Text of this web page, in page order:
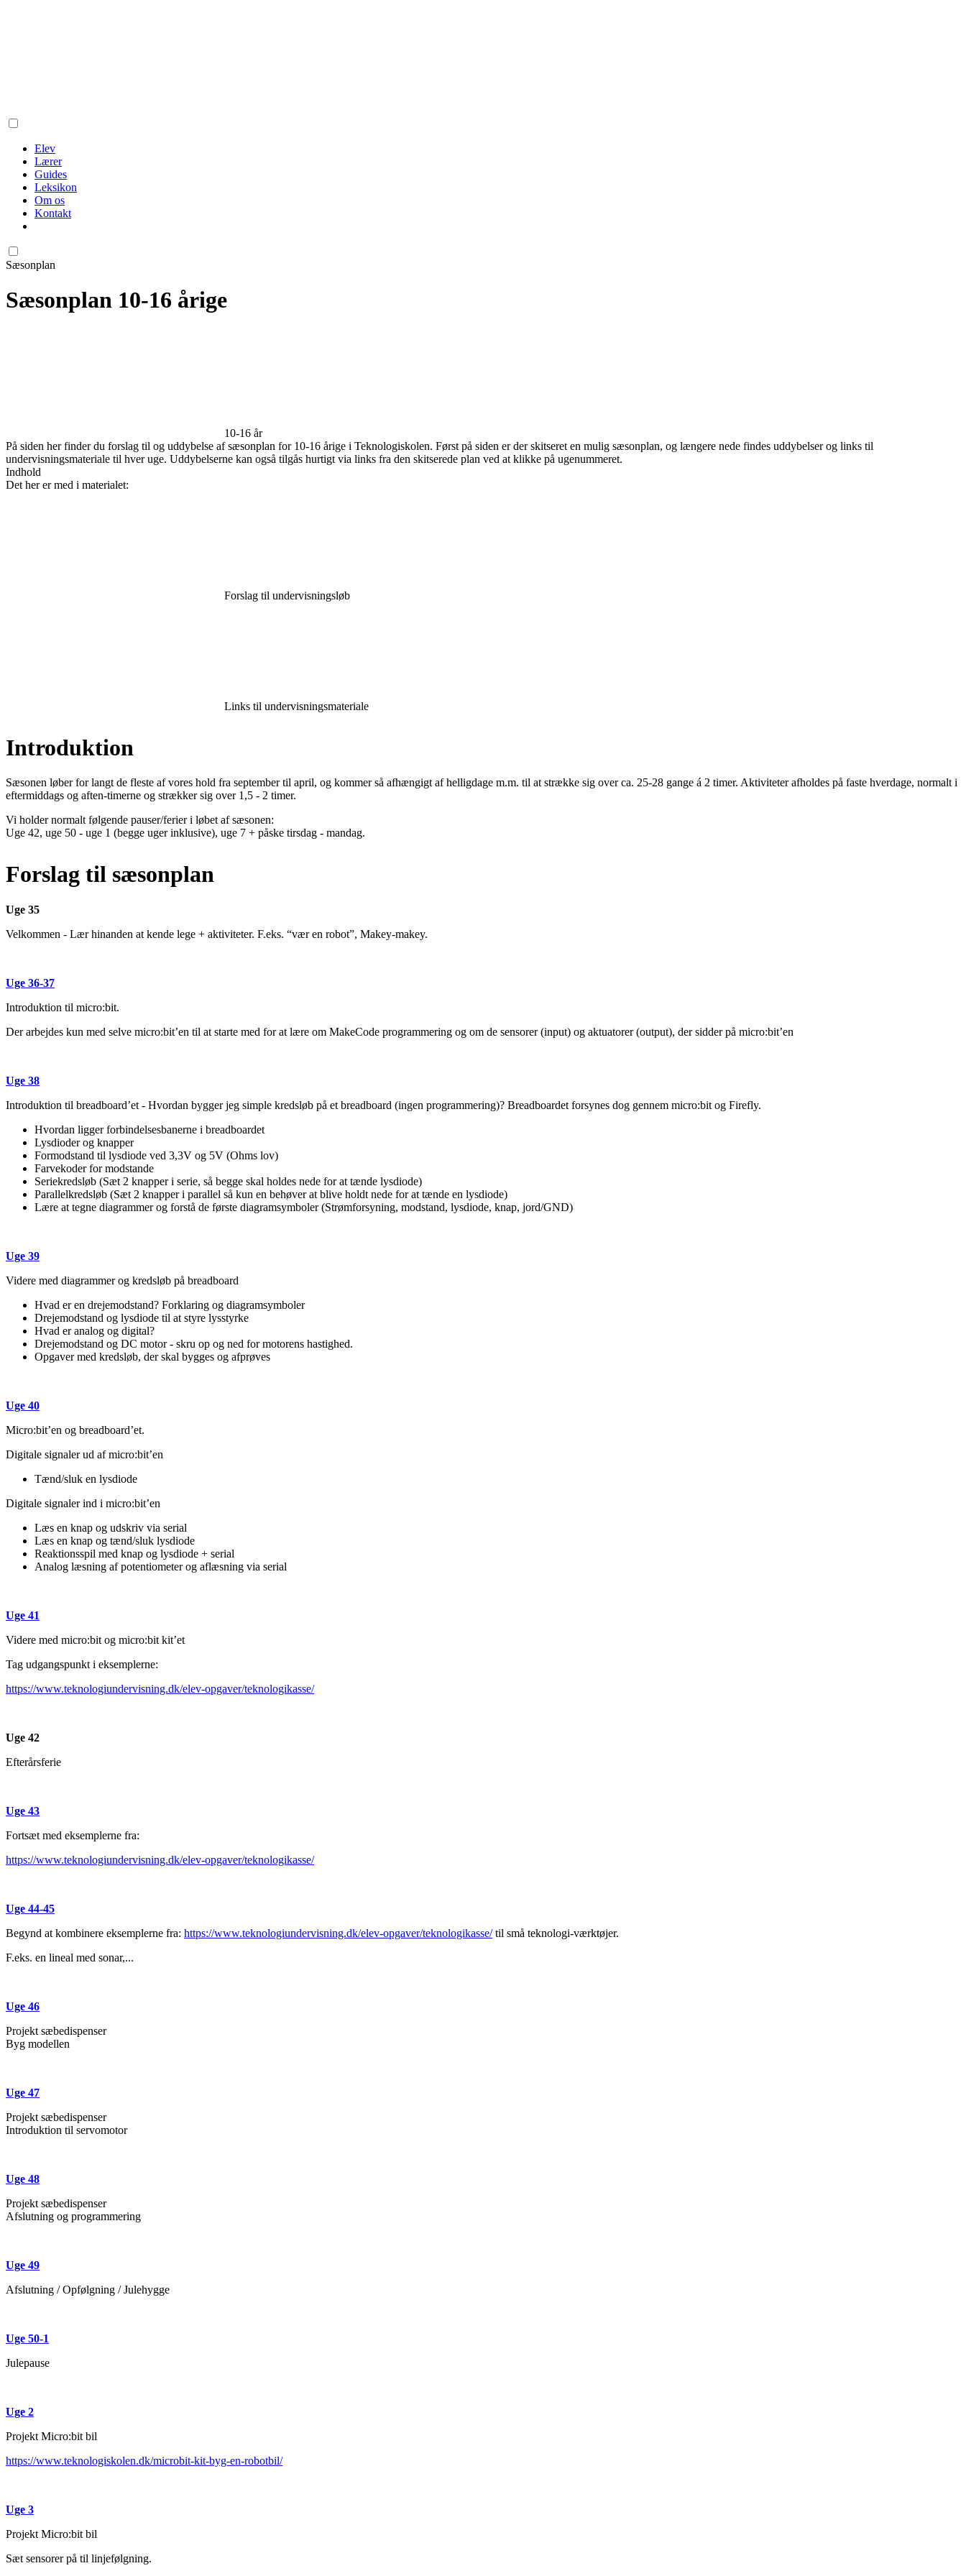
Elev
Lærer
Guides
Leksikon
Om os
Kontakt
Sæsonplan
Sæsonplan 10-16 årige
10-16 år
På siden her finder du forslag til og uddybelse af sæsonplan for 10-16 årige i Teknologiskolen. Først på siden er der skitseret en mulig sæsonplan, og længere nede findes uddybelser og links til
undervisningsmateriale til hver uge. Uddybelserne kan også tilgås hurtigt via links fra den skitserede plan ved at klikke på ugenummeret.
Indhold
Det her er med i materialet:
Forslag til undervisningsløb
Links til undervisningsmateriale
Introduktion
Sæsonen løber for langt de fleste af vores hold fra september til april, og kommer så afhængigt af helligdage m.m. til at strække sig over ca. 25-28 gange á 2 timer. Aktiviteter afholdes på faste hverdage, normalt i
eftermiddags og aften-timerne og strækker sig over 1,5 - 2 timer.
Vi holder normalt følgende pauser/ferier i løbet af sæsonen:
Uge 42, uge 50 - uge 1 (begge uger inklusive), uge 7 + påske tirsdag - mandag.
Forslag til sæsonplan
Uge 35
Velkommen - Lær hinanden at kende lege + aktiviteter. F.eks. “vær en robot”, Makey-makey.
Uge 36-37
Introduktion til micro:bit.
Der arbejdes kun med selve micro:bit’en til at starte med for at lære om MakeCode programmering og om de sensorer (input) og aktuatorer (output), der sidder på micro:bit’en
Uge 38
Introduktion til breadboard’et - Hvordan bygger jeg simple kredsløb på et breadboard (ingen programmering)? Breadboardet forsynes dog gennem micro:bit og Firefly.
Hvordan ligger forbindelsesbanerne i breadboardet
Lysdioder og knapper
Formodstand til lysdiode ved 3,3V og 5V (Ohms lov)
Farvekoder for modstande
Seriekredsløb (Sæt 2 knapper i serie, så begge skal holdes nede for at tænde lysdiode)
Parallelkredsløb (Sæt 2 knapper i parallel så kun en behøver at blive holdt nede for at tænde en lysdiode)
Lære at tegne diagrammer og forstå de første diagramsymboler (Strømforsyning, modstand, lysdiode, knap, jord/GND)
Uge 39
Videre med diagrammer og kredsløb på breadboard
Hvad er en drejemodstand? Forklaring og diagramsymboler
Drejemodstand og lysdiode til at styre lysstyrke
Hvad er analog og digital?
Drejemodstand og DC motor - skru op og ned for motorens hastighed.
Opgaver med kredsløb, der skal bygges og afprøves
Uge 40
Micro:bit’en og breadboard’et.
Digitale signaler ud af micro:bit’en
Tænd/sluk en lysdiode
Digitale signaler ind i micro:bit’en
Læs en knap og udskriv via serial
Læs en knap og tænd/sluk lysdiode
Reaktionsspil med knap og lysdiode + serial
Analog læsning af potentiometer og aflæsning via serial
Uge 41
Videre med micro:bit og micro:bit kit’et
Tag udgangspunkt i eksemplerne:
https://www.teknologiundervisning.dk/elev-opgaver/teknologikasse/
Uge 42
Efterårsferie
Uge 43
Fortsæt med eksemplerne fra:
https://www.teknologiundervisning.dk/elev-opgaver/teknologikasse/
Uge 44-45
Begynd at kombinere eksemplerne fra: https://www.teknologiundervisning.dk/elev-opgaver/teknologikasse/til små teknologi-værktøjer.
F.eks. en lineal med sonar,...
Uge 46
Projekt sæbedispenser
Byg modellen
Uge 47
Projekt sæbedispenser
Introduktion til servomotor
Uge 48
Projekt sæbedispenser
Afslutning og programmering
Uge 49
Afslutning / Opfølgning / Julehygge
Uge 50-1
Julepause
Uge 2
Projekt Micro:bit bil
https://www.teknologiskolen.dk/microbit-kit-byg-en-robotbil/
Uge 3
Projekt Micro:bit bil
Sæt sensorer på til linjefølgning.